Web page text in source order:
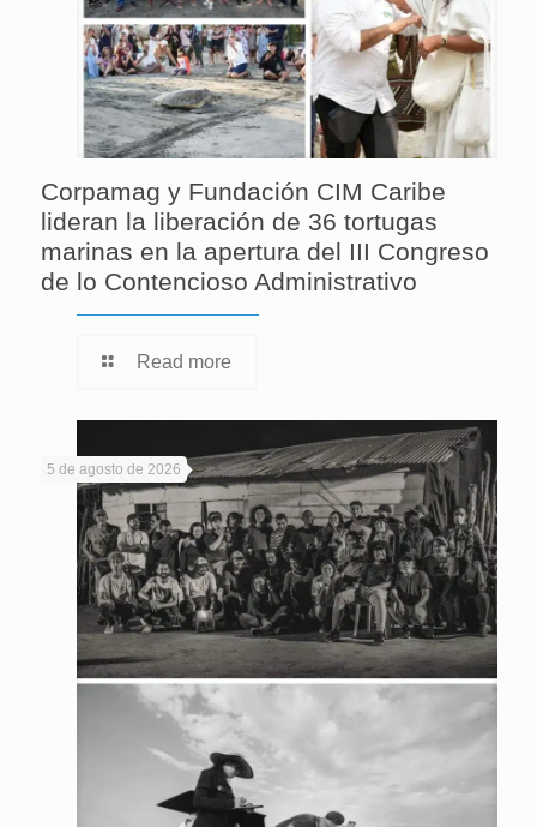
Corpamag y Fundación CIM Caribe
lideran la liberación de 36 tortugas
marinas en la apertura del III Congreso
de lo Contencioso Administrativo
Read more
5 de agosto de 2026